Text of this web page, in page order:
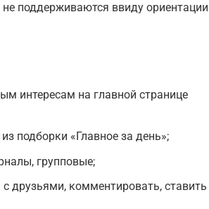
поддерживаются ввиду ориентации
интересам на главной странице
подборки «Главное за день»;
групповые;
друзьями, комментировать, ставить